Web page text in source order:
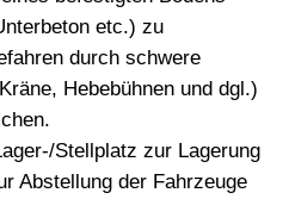
etc.) zu
durch schwere
Hebebühnen und dgl.)
Stellplatz zur Lagerung
Abstellung der Fahrzeuge